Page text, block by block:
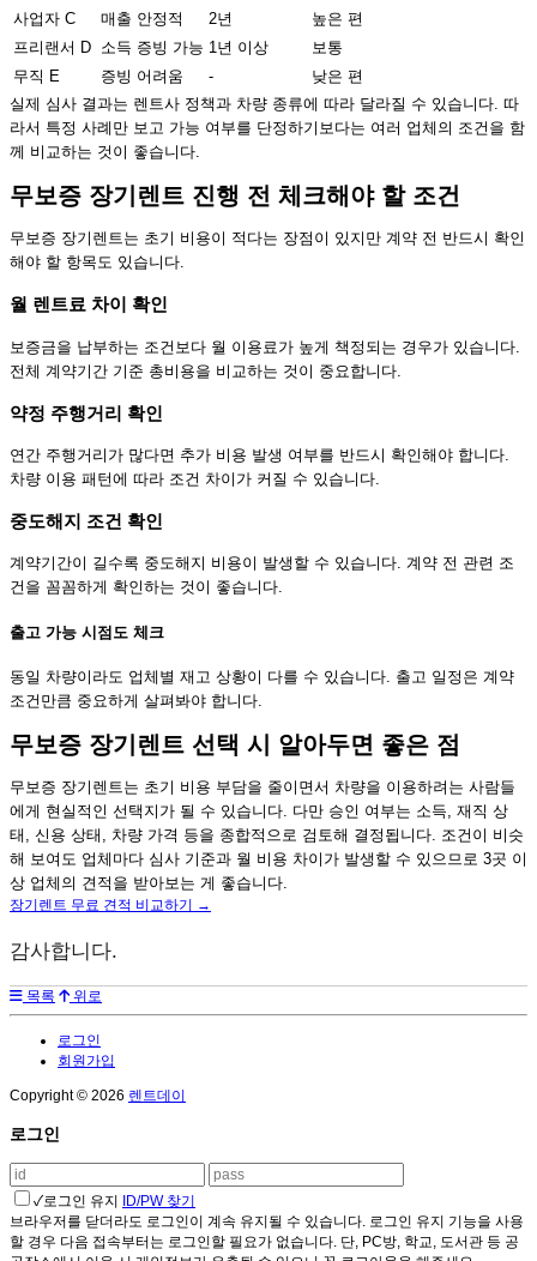
사업자 C
매출 안정적 2년
높은 편
프리랜서 D 소득 증빙 가능 1년 이상
보통
무직 E
증빙 어려움 -
낮은 편
실제 심사 결과는 렌트사 정책과 차량 종류에 따라 달라질 수 있습니다. 따
라서 특정 사례만 보고 가능 여부를 단정하기보다는 여러 업체의 조건을 함
께 비교하는 것이 좋습니다.
무보증 장기렌트 진행 전 체크해야 할 조건
무보증 장기렌트는 초기 비용이 적다는 장점이 있지만 계약 전 반드시 확인
해야 할 항목도 있습니다.
월 렌트료 차이 확인
보증금을 납부하는 조건보다 월 이용료가 높게 책정되는 경우가 있습니다.
전체 계약기간 기준 총비용을 비교하는 것이 중요합니다.
약정 주행거리 확인
연간 주행거리가 많다면 추가 비용 발생 여부를 반드시 확인해야 합니다.
차량 이용 패턴에 따라 조건 차이가 커질 수 있습니다.
중도해지 조건 확인
계약기간이 길수록 중도해지 비용이 발생할 수 있습니다. 계약 전 관련 조
건을 꼼꼼하게 확인하는 것이 좋습니다.
출고 가능 시점도 체크
동일 차량이라도 업체별 재고 상황이 다를 수 있습니다. 출고 일정은 계약
조건만큼 중요하게 살펴봐야 합니다.
무보증 장기렌트 선택 시 알아두면 좋은 점
무보증 장기렌트는 초기 비용 부담을 줄이면서 차량을 이용하려는 사람들
에게 현실적인 선택지가 될 수 있습니다. 다만 승인 여부는 소득, 재직 상
태, 신용 상태, 차량 가격 등을 종합적으로 검토해 결정됩니다. 조건이 비슷
해 보여도 업체마다 심사 기준과 월 비용 차이가 발생할 수 있으므로 3곳 이
상 업체의 견적을 받아보는 게 좋습니다.
장기렌트 무료 견적 비교하기 →
감사합니다.
목록 위로
로그인
회원가입
Copyright © 2026 렌트데이
로그인
✓로그인 유지
ID/PW 찾기
브라우저를 닫더라도 로그인이 계속 유지될 수 있습니다. 로그인 유지 기능을 사용
할 경우 다음 접속부터는 로그인할 필요가 없습니다. 단, PC방, 학교, 도서관 등 공